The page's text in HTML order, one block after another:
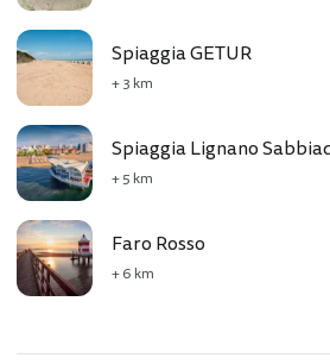
Spiaggia GETUR
+ 3 km
Spiaggia Lignano
+ 5 km
Faro Rosso
+ 6 km